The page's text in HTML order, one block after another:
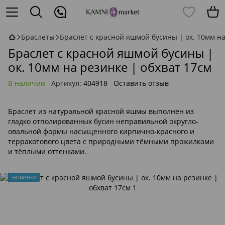
Браслеты Браслет с красной яшмой бусины | ок. 10мм
Браслет с красной яшмой бусины |
ок. 10мм на резинке | обхват 17см
В наличии Артикул: 404918 Оставить отзыв
Браслет из натуральной красной яшмы выполнен из
гладко отполированных бусин неправильной округло-
овальной формы насыщенного кирпично-красного и
терракотового цвета с природными тёмными прожилками
и тёплыми оттенками.
НОВИНКА